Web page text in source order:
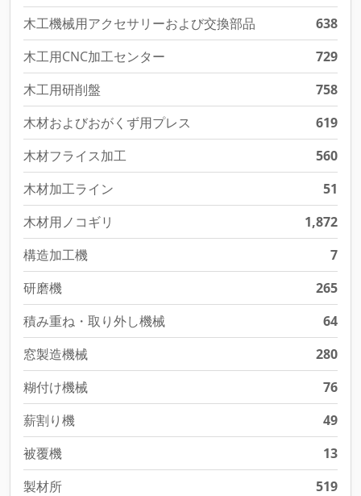
木工機械用アクセサリーおよび交換部品
638
木工用CNC加工センター
729
木工用研削盤
758
木材およびおがくず用プレス
619
木材フライス加工
560
木材加工ライン
51
木材用ノコギリ
1,872
構造加工機
7
研磨機
265
積み重ね・取り外し機械
64
窓製造機械
280
糊付け機械
76
薪割り機
49
被覆機
13
製材所
519